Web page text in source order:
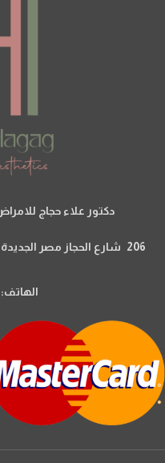
دكتور علاء حجاج
206 شارع الحجاز مصر الجديدة اعلي صيدلية ١٩٠١١ الدور التاني شقة ٥
الهاتف: 01032052277